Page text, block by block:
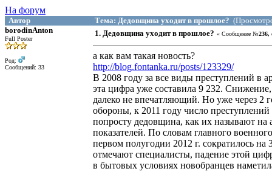
На форум
Автор Тема: Дедовщина уходит в прошлое?
borodinAnton
Full Poster
Род:
Сообщений: 33
1. Дедовщина уходит в прошлое? « Сообщение №236,
а как вам такая новость?
http://blog.fontanka.ru/posts/123329/
В 2008 году за все виды преступлений в
эта цифра уже составила 9 232.
далеко не впечатляющий. Но уже через 2
обороны, к 2011 году число
попросту дедовщина, как их называют на
показателей. По словам главного
первом полугодии 2012 г. сократилось на
отмечают специалисты, падение этой
в бытовых условиях новобранцев